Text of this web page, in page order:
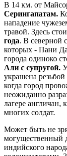
В 14 км. от
Серингапатам.
нападение
травой. Здесь
года. В северной
которых - Пани
города одиноко
Али с супругой.
украшена
когда город
неожиданно
лагере англичан,
многих солдат.
Может быть не
могущественный
индийского